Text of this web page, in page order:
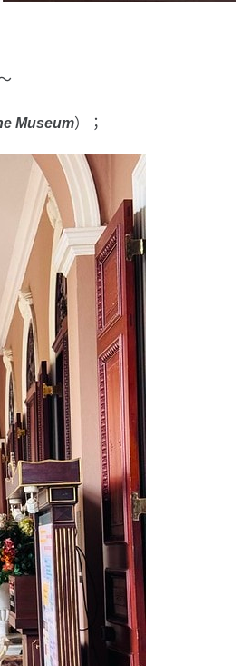
Museum）；